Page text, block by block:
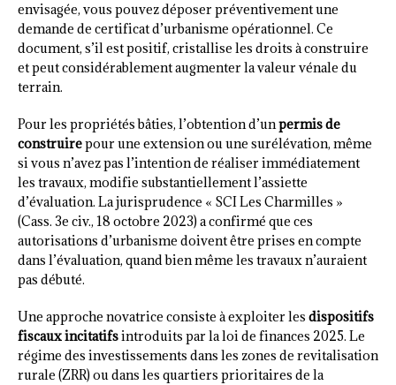
envisagée, vous pouvez déposer préventivement une
demande de certificat d’urbanisme opérationnel. Ce
document, s’il est positif, cristallise les droits à construire
et peut considérablement augmenter la valeur vénale du
terrain.
Pour les propriétés bâties, l’obtention d’unpermis de
construirepour une extension ou une surélévation, même
si vous n’avez pas l’intention de réaliser immédiatement
les travaux, modifie substantiellement l’assiette
d’évaluation. La jurisprudence « SCI Les Charmilles »
(Cass. 3e civ., 18 octobre 2023) a confirmé que ces
autorisations d’urbanisme doivent être prises en compte
dans l’évaluation, quand bien même les travaux n’auraient
pas débuté.
Une approche novatrice consiste à exploiter les dispositifs
fiscaux incitatifsintroduits par la loi de finances 2025. Le
régime des investissements dans les zones de revitalisation
rurale (ZRR) ou dans les quartiers prioritaires de la